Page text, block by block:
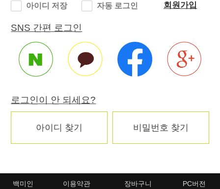
아이디 저장 자동 로그인 회원가입
SNS 간편 로그인
로그인이 안 되세요?
아이디 찾기 비밀번호 찾기
백미인 이용약관 장바구니 PC버전